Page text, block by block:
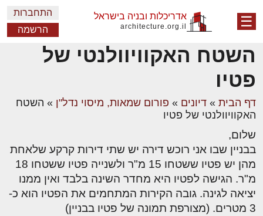
☰ אדריכלות ובניה בישראל
architecture.org.il
התחברות
הרשמה
השטח האקוויוולנטי של
פטיו
דף הבית » דיונים » פורום שמאות, מיסוי נדל"ן » השטח
האקוויוולנטי של פטיו
שלום,
בבניין שבו אני רוכש דירה יש שתי דירות קרקע שלאחת
מהן יש פטיו ששטחו 15 מ"ר ולשנייה פטיו ששטחו 18
מ"ר. הגישה לפטיו היא מחדר השינה בלבד ואין ממנו
יציאה לגינה. גובה הקירות המתחמים את הפטיו הוא כ-
3 מטרים. (מצורפת תמונה של פטיו בבניין)